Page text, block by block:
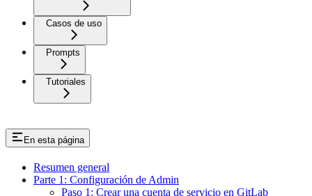
Casos de uso
Prompts
Tutoriales
En esta página
Resumen general
Parte 1: Configuración de Admin
Paso 1: Crear una cuenta de servicio en GitLab